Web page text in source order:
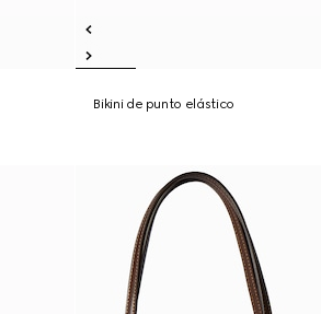
Bikini de punto elástico